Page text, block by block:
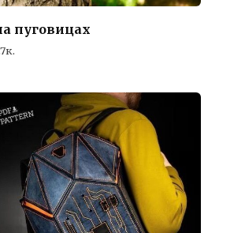
пуговицах